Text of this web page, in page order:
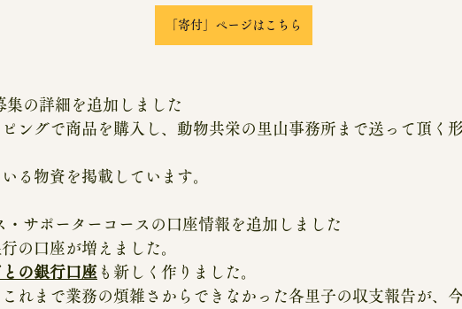
「寄付」ページはこちら
集の詳細を追加しました
ングで商品を購入し、動物共栄の里山事務所まで送って頂く
る物資を掲載しています。
・サポーターコースの口座情報を追加しました
の口座が増えました。
の銀行口座 も新しく作りました。
れまで業務の煩雑さからできなかった各里子の収支報告が、